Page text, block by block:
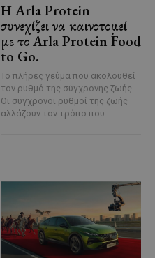
Η Arla Protein
συνεχίζει να καινοτομεί
με το Arla Protein Food
to Go.
Το πλήρες γεύμα που ακολουθεί
τον ρυθμό της σύγχρονης ζωής.
Οι σύγχρονοι ρυθμοί της ζωής
αλλάζουν τον τρόπο που...